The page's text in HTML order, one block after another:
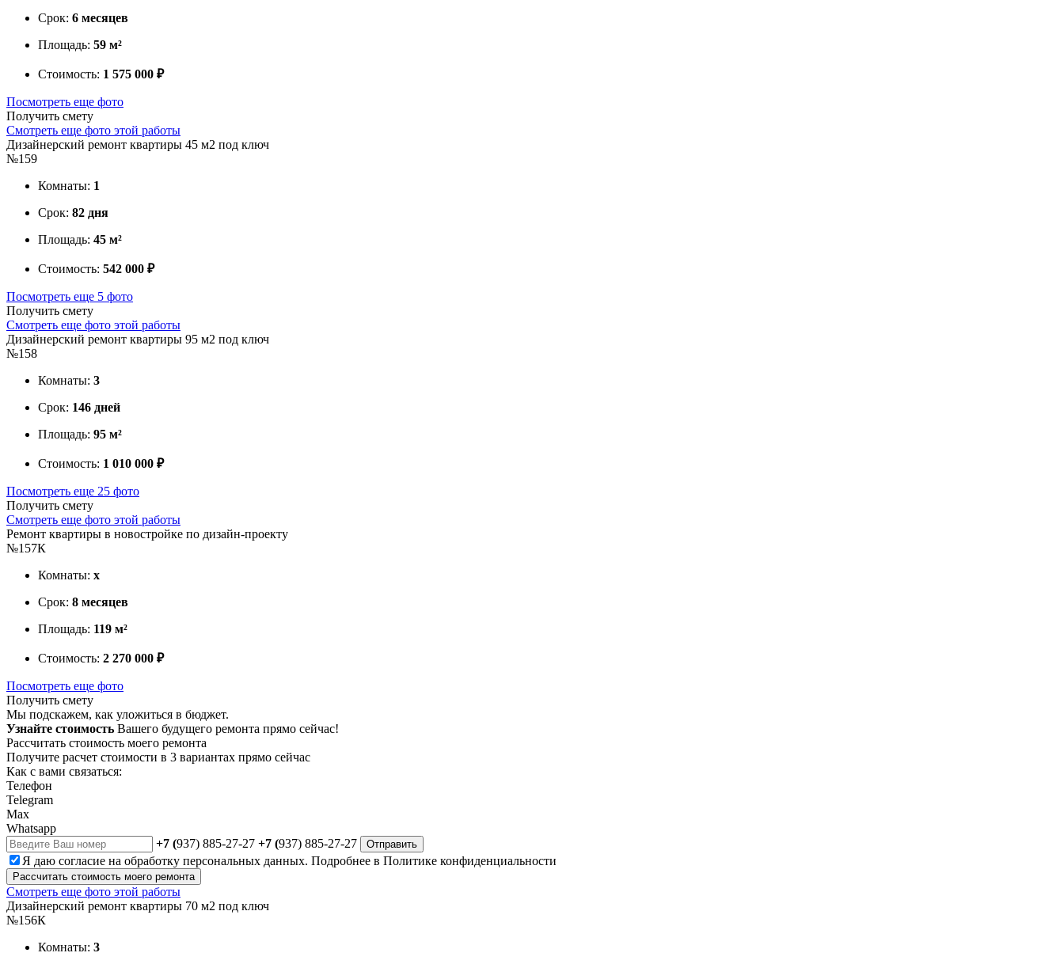
Срок: 6 месяцев
Площадь: 59 м²
Стоимость: 1 575 000 ₽
Посмотреть еще фото
Получить смету
Смотреть еще фото этой работы
Дизайнерский ремонт квартиры 45 м2 под ключ
№159
Комнаты: 1
Срок: 82 дня
Площадь: 45 м²
Стоимость: 542 000 ₽
Посмотреть еще 5 фото
Получить смету
Смотреть еще фото этой работы
Дизайнерский ремонт квартиры 95 м2 под ключ
№158
Комнаты: 3
Срок: 146 дней
Площадь: 95 м²
Стоимость: 1 010 000 ₽
Посмотреть еще 25 фото
Получить смету
Смотреть еще фото этой работы
Ремонт квартиры в новостройке по дизайн-проекту
№157К
Комнаты: х
Срок: 8 месяцев
Площадь: 119 м²
Стоимость: 2 270 000 ₽
Посмотреть еще фото
Получить смету
Мы подскажем, как уложиться в бюджет.
Узнайте стоимость Вашего будущего ремонта прямо сейчас!
Рассчитать стоимость моего ремонта
Получите расчет стоимости в 3 вариантах прямо сейчас
Как с вами связаться:
Телефон
Telegram
Max
Whatsapp
+7 (937) 885-27-27 +7 (937) 885-27-27 Отправить
Я даю согласие на обработку персональных данных. Подробнее в Политике конфиденциальности
Рассчитать стоимость моего ремонта
Смотреть еще фото этой работы
Дизайнерский ремонт квартиры 70 м2 под ключ
№156К
Комнаты: 3